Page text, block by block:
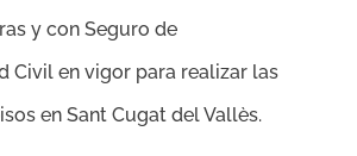
y con Seguro de
Civil en vigor para realizar las
en Sant Cugat del Vallès.